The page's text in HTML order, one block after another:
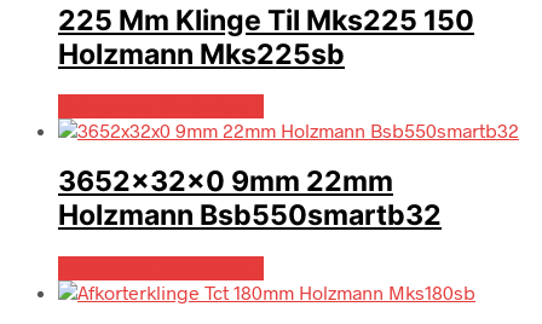
225 Mm Klinge Til Mks225 150
Holzmann Mks225sb
3652x32x0 9mm 22mm
Holzmann Bsb550smartb32